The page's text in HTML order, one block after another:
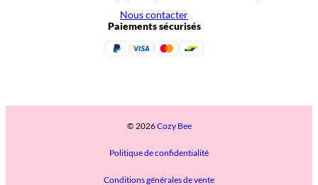
Nous contacter
Paiements sécurisés
© 2026Cozy Bee
Politique de confidentialité
Conditions générales de vente